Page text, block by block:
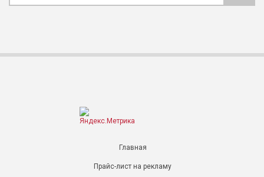
Главная
Прайс-лист на рекламу